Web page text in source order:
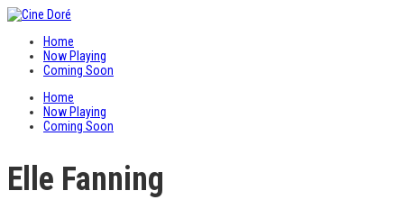
Home
Now Playing
Coming Soon
Home
Now Playing
Coming Soon
Elle Fanning